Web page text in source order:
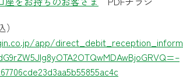
app/